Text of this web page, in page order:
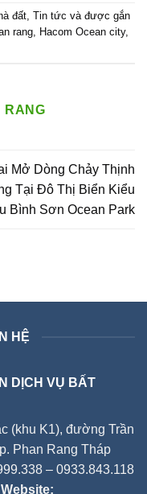
đất, Tin tức và được gắn
rang, Hacom Ocean city,
RANG
Mở Dòng Chảy Thịnh
Tại Đô Thị Biển Kiểu
Bình Sơn Ocean Park
HỆ
DỊCH VỤ BẤT
(khu K1), đường Trần
Phan Rang Tháp
– 0933.843.118
Website: